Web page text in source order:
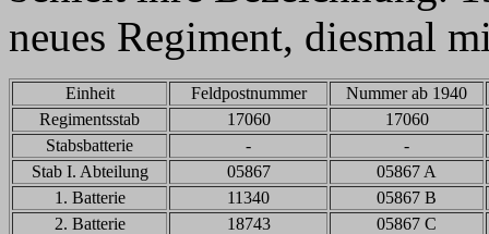
neues Regiment, diesmal
Einheit Feldpostnummer
Nummer ab 1940
Regimentsstab
17060
17060
Stabsbatterie
-
-
Stab I. Abteilung
05867
05867 A
1. Batterie
11340
05867 B
2. Batterie
18743
05867 C